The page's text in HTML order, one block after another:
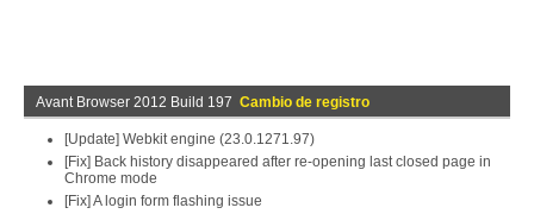
Avant Browser 2012 Build 197 Cambio de registro
[Update] Webkit engine (23.0.1271.97)
[Fix] Back history disappeared after re-opening last closed page in
Chrome mode
[Fix] A login form flashing issue